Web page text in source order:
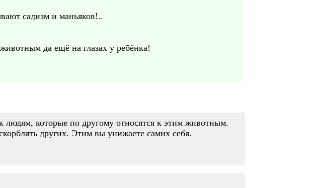
садизм и маньяков!..
да ещё на глазах у ребёнка!
людям, которые по другому относятся к этим животным.
других. Этим вы унижаете самих себя.